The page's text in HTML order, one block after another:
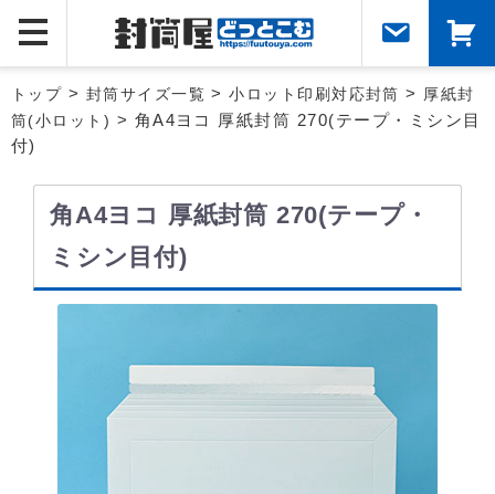
トップ > 封筒サイズ一覧 >小ロット印刷対応封筒 >
厚紙封
筒(小ロット) > 角A4ヨコ 厚紙封筒 270(テープ・ミシン目
付)
角A4ヨコ 厚紙封筒 270(テープ・
ミシン目付)